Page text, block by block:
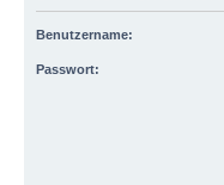
Benutzername:
Passwort: